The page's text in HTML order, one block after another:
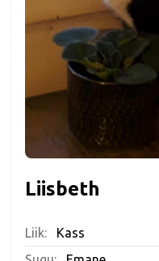
Liisbeth
Liik:
Kass